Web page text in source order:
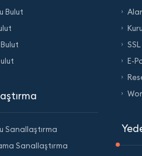
Bulut
Sanallaştırma
Sanallaştırma
E-